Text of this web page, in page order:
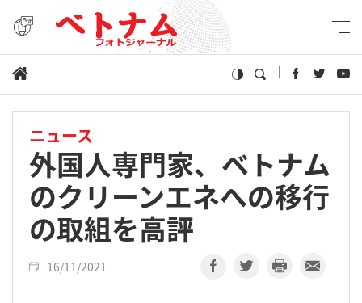
ニュース
外国人専門家、ベトナム
のクリーンエネへの移行
の取組を高評
16/11/2021